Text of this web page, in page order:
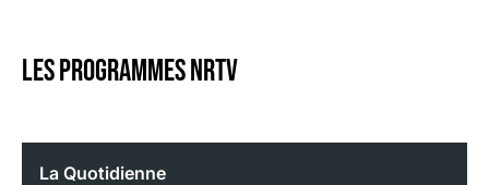
Les programmes nrtv
La Quotidienne